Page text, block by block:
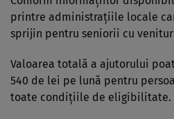
printre administrațiile locale
sprijin pentru seniorii cu
Valoarea totală a ajutorului
540 de lei pe lună pentru
toate condițiile de eligibilitate.